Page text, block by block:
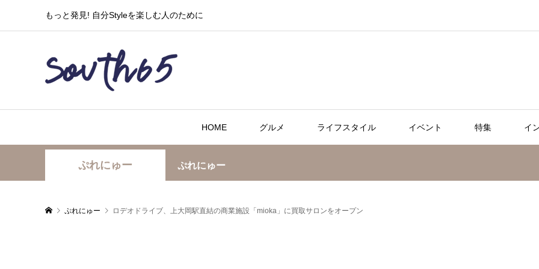
もっと発見! 自分Styleを楽しむ人のために
HOME グルメ ライフスタイル イベント 特集 イ
ぷれにゅー ぷれにゅー
ぷれにゅー ロデオドライブ、上大岡駅直結の商業施設「mioka」に買取サロンをオープン